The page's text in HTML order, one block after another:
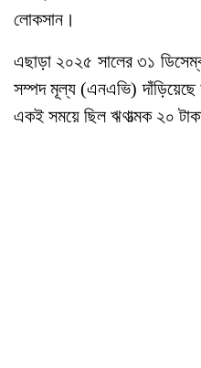
লোকসান।
এছাড়া ২০২৫ সালের ৩১
সম্পদ মূল্য (এনএভি) দাঁড়িয়েছে
একই সময়ে ছিল ঋণাত্মক ২০